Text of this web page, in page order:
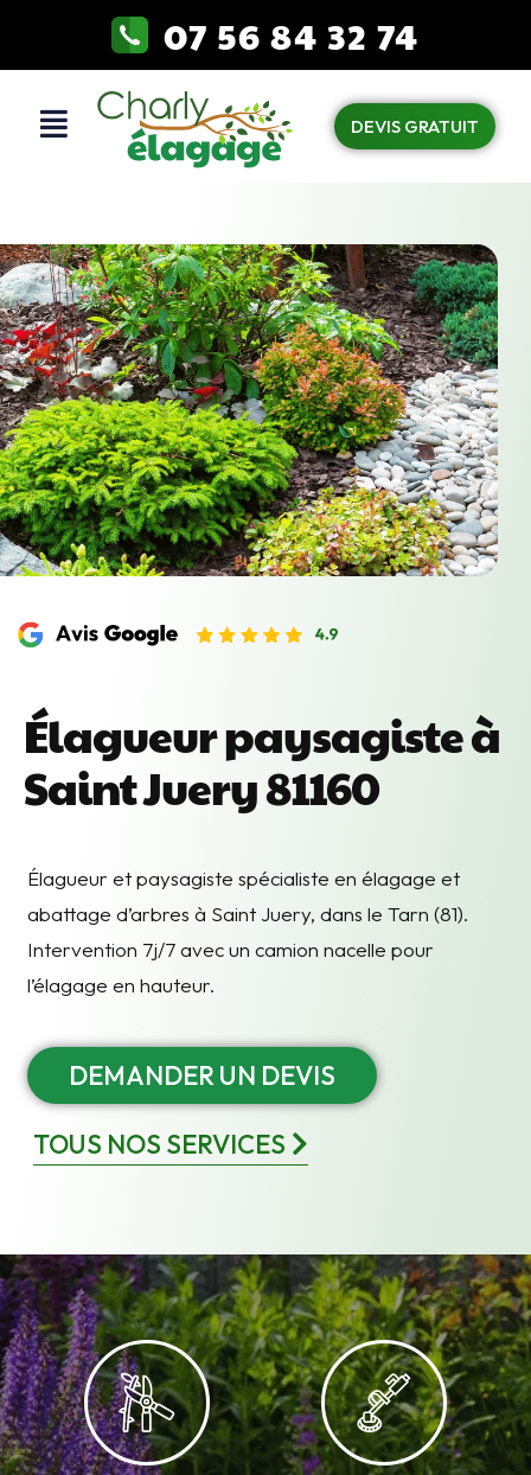
07 56 84 32 74
DEVIS GRATUIT
Élagueur paysagiste à
Saint Juery 81160
Élagueur et paysagiste spécialiste en élagage et
abattage d’arbres à Saint Juery, dans le Tarn (81).
Intervention 7j/7 avec un camion nacelle pour
l’élagage en hauteur.
DEMANDER UN DEVIS
TOUS NOS SERVICES